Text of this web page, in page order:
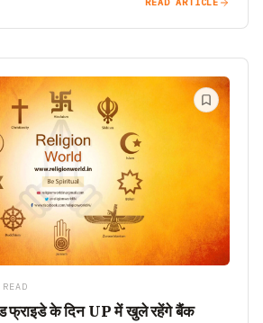
फ्राइडे के दिन UP में खुले रहेंगे बैंक